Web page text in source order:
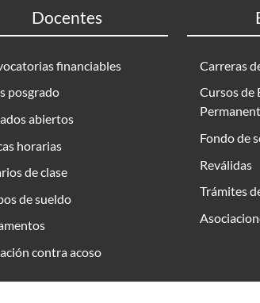
Docentes
financiables
posgrado
abiertos
horarias
de clase
de sueldo
contra acoso
Carreras
Cursos de
Fondo de
Reválidas
Trámites